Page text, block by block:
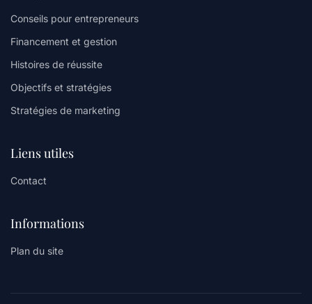
Conseils pour entrepreneurs
Financement et gestion
Histoires de réussite
Objectifs et stratégies
Stratégies de marketing
Liens utiles
Contact
Informations
Plan du site